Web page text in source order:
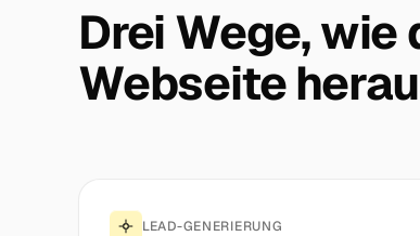
Drei Wege, wie
Webseite
LEAD-GENERIERUNG